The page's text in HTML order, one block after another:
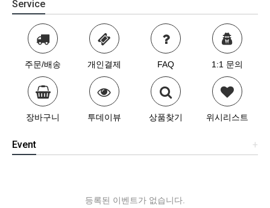
Service
주문/배송 개인결제 FAQ 1:1 문의
장바구니 투데이뷰 상품찾기 위시리스트
+
Event
등록된 이벤트가 없습니다.